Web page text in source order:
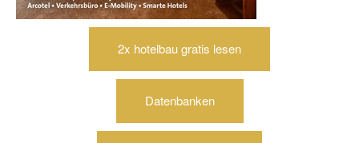
2x hotelbau gratis lesen
Datenbanken